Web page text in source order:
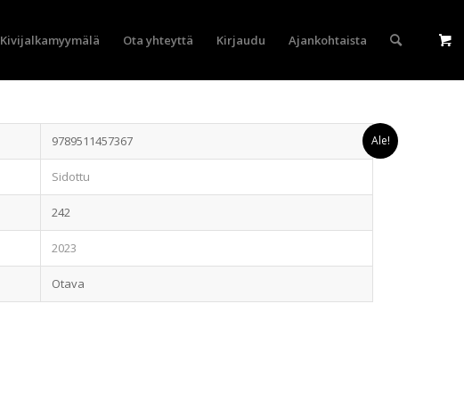
Kivijalkamyymälä Ota yhteyttä Kirjaudu Ajankohtaista
Ale!
9789511457367
Sidottu
242
2023
Otava